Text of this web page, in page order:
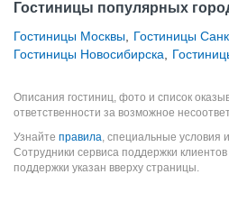
Гостиницы популярных
Гостиницы Москвы Гостиницы
Гостиницы Новосибирска
Описания гостиниц, фото и список
ответственности за возможное
Узнайте правила, специальные условия
Сотрудники сервиса поддержки
поддержки указан вверху страницы.